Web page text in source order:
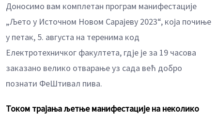
Доносимо вам комплетан програм манифестације
„Љето у Источном Новом Сарајеву 2023“, која почиње
у петак, 5. августа на теренима код
Електротехничког факултета, гдје је за 19 часова
заказано велико отварање уз сада већ добро
познати ФеШтивал пива.
Током трајања љетње манифестације на неколико